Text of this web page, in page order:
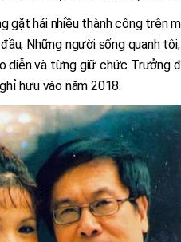
gặt hái nhiều thành công trên
Những người sống quanh
diễn và từng giữ chức Trưởng
hưu vào năm 2018.